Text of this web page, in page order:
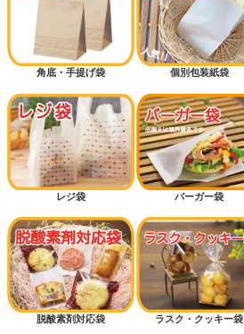
角底・手提げ袋 個別包装紙袋
レジ袋 バーガー袋
脱酸素剤対応袋 ラスク・クッキー袋